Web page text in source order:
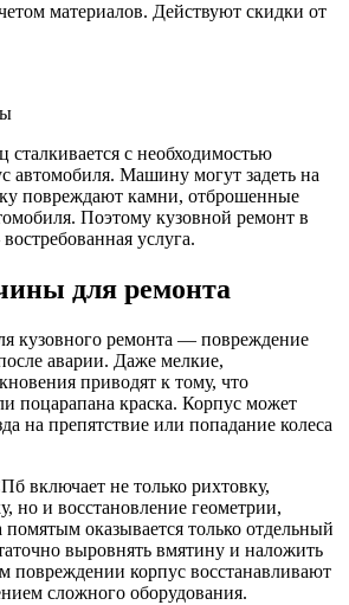
материалов. Действуют скидки от
сталкивается с необходимостью
автомобиля. Машину могут задеть на
повреждают камни, отброшенные
Поэтому кузовной ремонт в
услуга.
для ремонта
кузовного ремонта — повреждение
аварии. Даже мелкие,
приводят к тому, что
поцарапана краска. Корпус может
на препятствие или попадание колеса
включает не только рихтовку,
но и восстановление геометрии,
оказывается только отдельный
выровнять вмятину и наложить
повреждении корпус восстанавливают
сложного оборудования.